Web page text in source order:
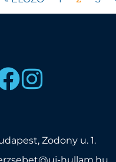
Zodony u. 1.